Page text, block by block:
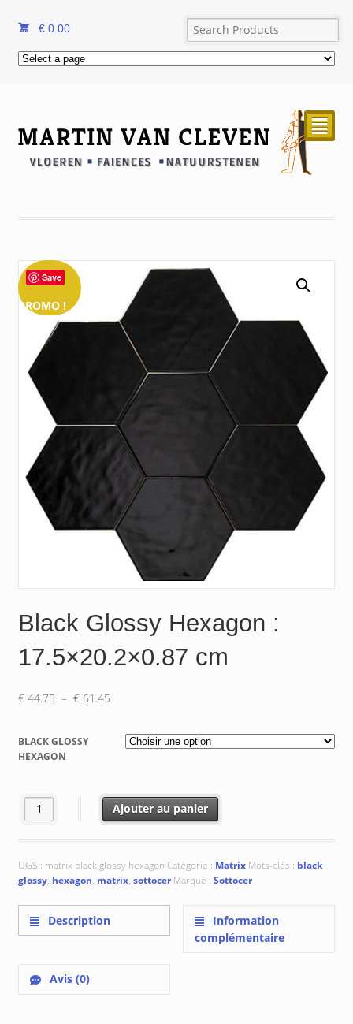
€ 0.00
²
PROMO !
Save
Black Glossy Hexagon :
17.5×20.2×0.87 cm
€44.75 – €61.45Plage
prix :
€ 44.75
BLACK GLOSSY
HEXAGON
quantité de Black Glossy Hexagon : 17.5x20.2x0.87 cm
Ajouter au panier
UGS : matrix black glossy hexagon Catégorie : Matrix Mots-clés : black
glossy, hexagon, matrix, sottocer Marque : Sottocer
Description
Information
complémentaire
Avis (0)